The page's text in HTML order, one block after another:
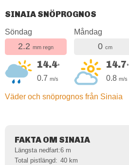
SINAIA SNÖPROGNOS
Söndag
2.2 mm regn
14.4°
0.7 m/s
Måndag
0 cm
14.7°
0.8 m/s
Väder och snöprognos från Sinaia
FAKTA OM SINAIA
Längsta nedfart:6 m
Total pistlängd: 40 km